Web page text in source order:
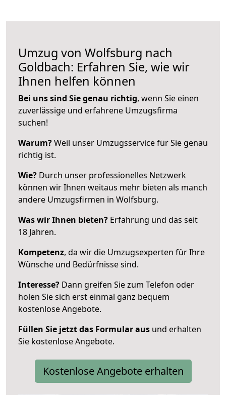
Umzug von Wolfsburg nach
Goldbach: Erfahren Sie, wie wir
Ihnen helfen können
Bei uns sind Sie genau richtig, wenn Sie einen
zuverlässige und erfahrene Umzugsfirma
suchen!
Warum?Weil unser Umzugsservice für Sie genau
richtig ist.
Wie? Durch unser professionelles Netzwerk
können wir Ihnen weitaus mehr bieten als manch
andere Umzugsfirmen in Wolfsburg.
Was wir Ihnen bieten? Erfahrung und das seit
18 Jahren.
Kompetenz, da wir die Umzugsexperten für Ihre
Wünsche und Bedürfnisse sind.
Interesse? Dann greifen Sie zum Telefon oder
holen Sie sich erst einmal ganz bequem
kostenlose Angebote.
Füllen Sie jetzt das Formular aus und erhalten
Sie kostenlose Angebote.
Kostenlose Angebote erhalten